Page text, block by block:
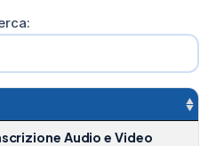
Audio e Video